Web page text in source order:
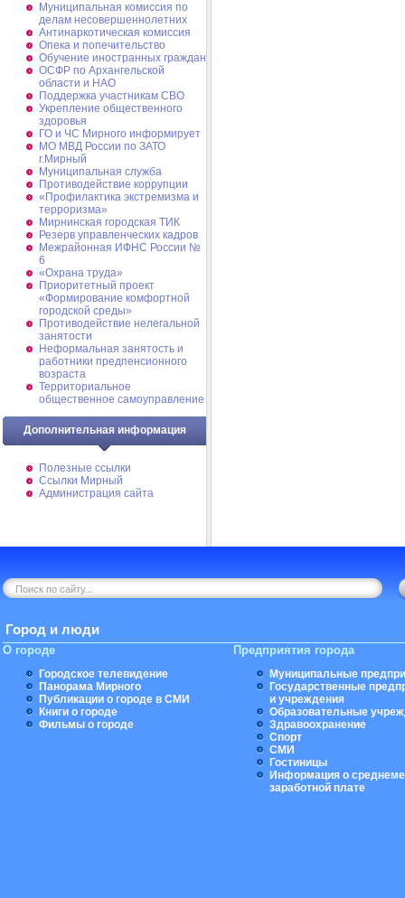
Муниципальная комиссия по
делам несовершеннолетних
Антинаркотическая комиссия
Опека и попечительство
Обучение иностранных граждан
ОСФР по Архангельской
области и НАО
Поддержка участникам СВО
Укрепление общественного
здоровья
ГО и ЧС Мирного информирует
МО МВД России по ЗАТО
г.Мирный
Муниципальная cлужба
Противодействие коррупции
«Профилактика экстремизма и
терроризма»
Мирнинская городская ТИК
Резерв управленческих кадров
Межрайонная ИФНС России №
6
«Охрана труда»
Приоритетный проект
«Формирование комфортной
городской среды»
Противодействие нелегальной
занятости
Неформальная занятость и
работники предпенсионного
возраста
Территориальное
общественное самоуправление
Дополнительная информация
Полезные ссылки
Ссылки Мирный
Администрация сайта
Город и люди
О городе
Городское телевидение
Панорама Мирного
Публикации о городе в СМИ
Книги о городе
Фильмы о городе
Предприятия города
Муниципальные
Государственные
и учреждения
Образовательные
Здравоохранение
Спорт
СМИ
Гостиницы
Информация о
заработной плате